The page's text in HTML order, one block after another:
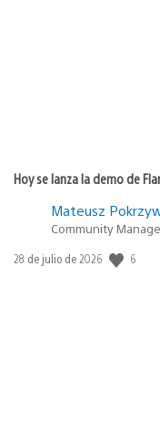
Hoy se lanza la demo de
Mateusz
Community
Fecha
28 de julio de 2026 6